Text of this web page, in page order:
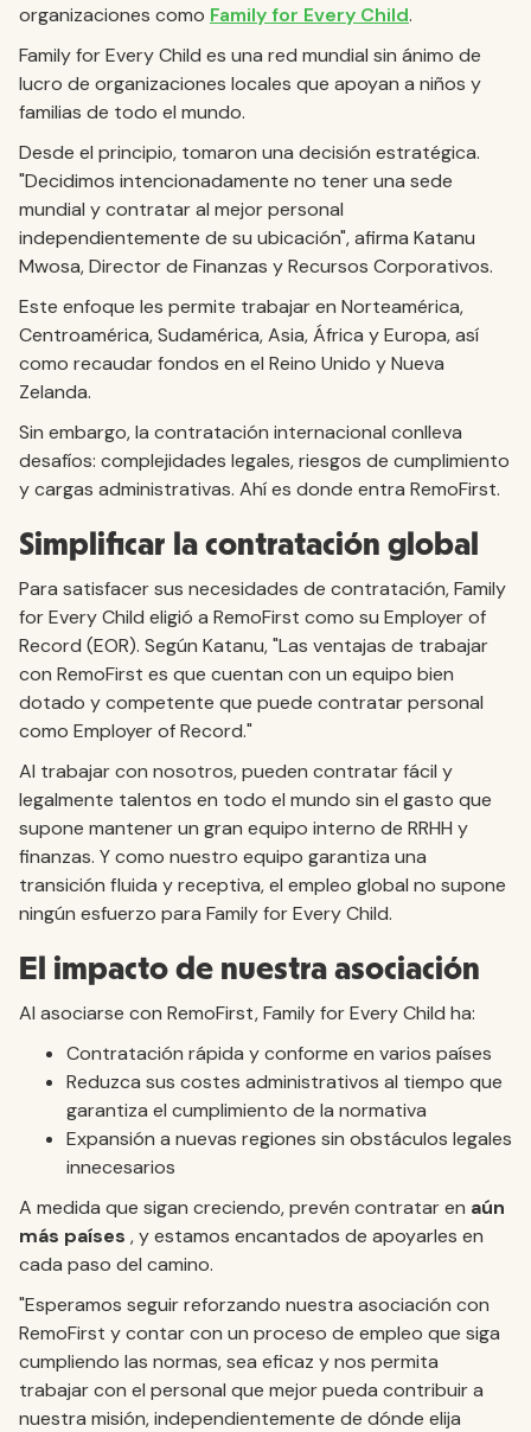
organizaciones como Family for Every Child.
Family for Every Child es una red mundial sin ánimo de
lucro de organizaciones locales que apoyan a niños y
familias de todo el mundo.
Desde el principio, tomaron una decisión estratégica.
"Decidimos intencionadamente no tener una sede
mundial y contratar al mejor personal
independientemente de su ubicación", afirma Katanu
Mwosa, Director de Finanzas y Recursos Corporativos.
Este enfoque les permite trabajar en Norteamérica,
Centroamérica, Sudamérica, Asia, África y Europa, así
como recaudar fondos en el Reino Unido y Nueva
Zelanda.
Sin embargo, la contratación internacional conlleva
desafíos: complejidades legales, riesgos de cumplimiento
y cargas administrativas. Ahí es donde entra RemoFirst.
Simplificar la contratación global
Para satisfacer sus necesidades de contratación, Family
for Every Child eligió a RemoFirst como su Employer of
Record (EOR). Según Katanu, "Las ventajas de trabajar
con RemoFirst es que cuentan con un equipo bien
dotado y competente que puede contratar personal
como Employer of Record."
Al trabajar con nosotros, pueden contratar fácil y
legalmente talentos en todo el mundo sin el gasto que
supone mantener un gran equipo interno de RRHH y
finanzas. Y como nuestro equipo garantiza una
transición fluida y receptiva, el empleo global no supone
ningún esfuerzo para Family for Every Child.
El impacto de nuestra asociación
Al asociarse con RemoFirst, Family for Every Child ha:
Contratación rápida y conforme en varios países
Reduzca sus costes administrativos al tiempo que
garantiza el cumplimiento de la normativa
Expansión a nuevas regiones sin obstáculos legales
innecesarios
A medida que sigan creciendo, prevén contratar en aún
más países , y estamos encantados de apoyarles en
cada paso del camino.
"Esperamos seguir reforzando nuestra asociación con
RemoFirst y contar con un proceso de empleo que siga
cumpliendo las normas, sea eficaz y nos permita
trabajar con el personal que mejor pueda contribuir a
nuestra misión, independientemente de dónde elija